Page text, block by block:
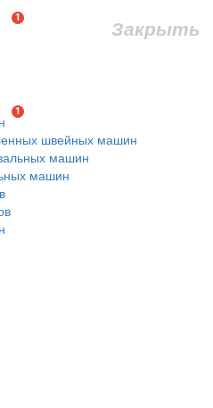
1 Закрыть
1
швейных машин
машин
машин